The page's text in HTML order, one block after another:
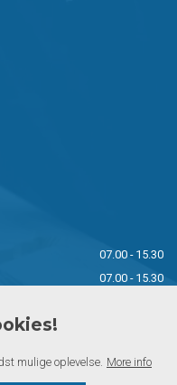
07.00 - 15.30
07.00 - 15.30
Lukket
mulige oplevelse. More info